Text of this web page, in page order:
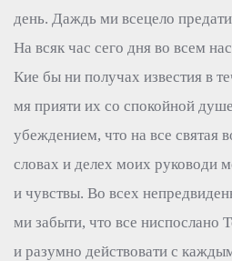
день. Даждь ми всецело
На всяк час сего дня во всем
Кие бы ни получах известия в
мя прияти их со спокойной
убеждением, что на все святая
словах и делех моих руководи
и чувствы. Во всех
ми забыти, что все
и разумно действовати с